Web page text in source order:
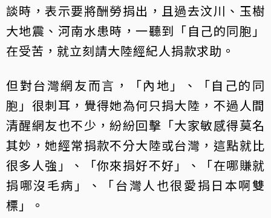
談時，表示要將酬勞捐出，且過去汶川、玉樹
大地震、河南水患時，一聽到「自己的同胞」
在受苦，就立刻請大陸經紀人捐款求助。
但對台灣網友而言，「內地」、「自己的同
胞」很刺耳，覺得她為何只捐大陸，不過人間
清醒網友也不少，紛紛回擊「大家敏感得莫名
其妙，她經常捐款不分大陸或台灣，這點就比
很多人強」、「你來捐好不好」、「在哪賺就
捐哪沒毛病」、「台灣人也很愛捐日本啊雙
標」。